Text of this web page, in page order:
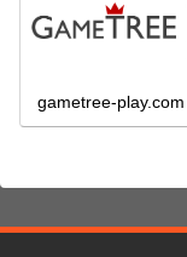
gametree-play.com